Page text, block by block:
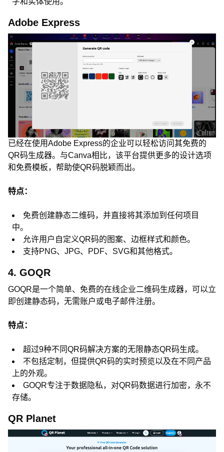
Adobe Express
已经在使用Adobe Express的企业可以轻松访问其免费的
QR码生成器。与Canva相比，该平台提供更多的设计选项
和免费模板，帮助使QR码脱颖而出。
特点：
免费创建静态二维码，并直接将其添加到任何项目
中。
允许用户自定义QR码的图案、边框样式和颜色。
支持PNG、JPG、PDF、SVG和其他格式。
4. GOQR
GOQR是一个简单、免费的在线企业二维码生成器，可以立
即创建静态码，无需账户或电子邮件注册。
特点：
超过9种不同QR码解决方案的无限静态QR码生成。
不包括定制，但提供QR码的实时预览以及在不同产品
上的外观。
GOQR专注于数据隐私，对QR码数据进行加密，永不
存储。
QR Planet